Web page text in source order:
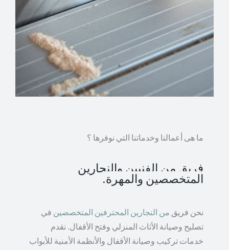
ما هى أعمالنا وخدماتنا التي نوفرها ؟
فريق من الفنيين والنجارين
المتخصصين والمهرة.
نحن فريق من النجارين المحترفين المتخصصين في
تصليح وصيانة الأثاث المنزلي وفتح الأقفال. نقدم
خدمات تركيب وصيانة الأقفال والأنظمة الأمنية للأبواب